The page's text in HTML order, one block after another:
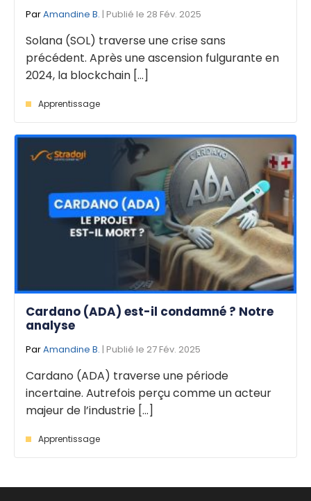
ParAmandine B. | Publié le 28 Fév. 2025
Solana (SOL) traverse une crise sans
précédent. Après une ascension fulgurante en
2024, la blockchain [...]
Apprentissage
Cardano (ADA) est-il condamné ? Notre
analyse
ParAmandine B. | Publié le 27 Fév. 2025
Cardano (ADA) traverse une période
incertaine. Autrefois perçu comme un acteur
majeur de l’industrie [...]
Apprentissage